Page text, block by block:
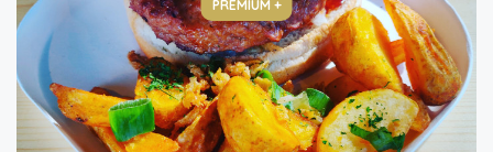
PREMIUM +